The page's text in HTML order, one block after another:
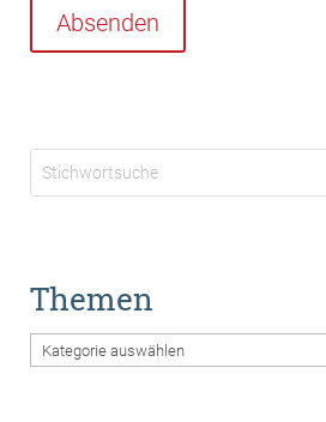
Absenden
Themen
Themen